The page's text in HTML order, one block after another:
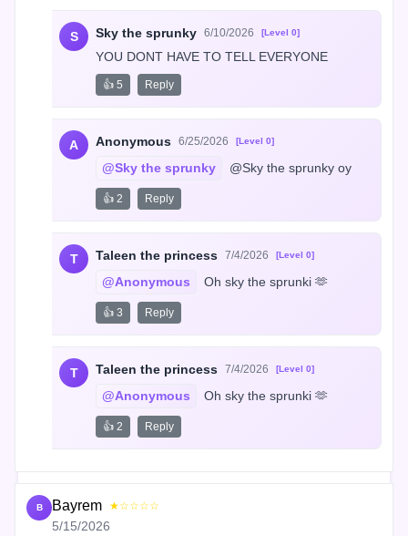
S Sky the sprunky 6/10/2026 [Level 0]
YOU DONT HAVE TO TELL EVERYONE
👍 5 Reply
A Anonymous 6/25/2026 [Level 0]
@Sky the sprunky @Sky the sprunky oy
👍 2 Reply
T Taleen the princess 7/4/2026 [Level 0]
@Anonymous Oh sky the sprunki 🫶
👍 3 Reply
T Taleen the princess 7/4/2026 [Level 0]
@Anonymous Oh sky the sprunki 🫶
👍 2 Reply
B Bayrem ★☆☆☆☆
5/15/2026